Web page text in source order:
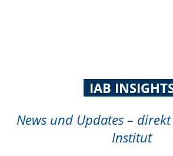
IAB
News und Updates –
Institut